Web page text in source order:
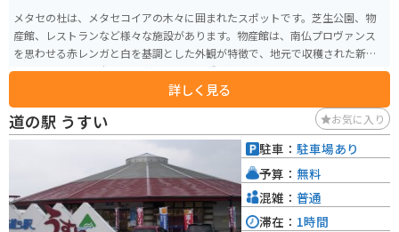
メタセの杜は、メタセコイアの木々に囲まれたスポットです。芝生公園、物
産館、レストランなど様々な施設があります。物産館は、南仏プロヴァンス
を思わせる赤レンガと白を基調とした外観が特徴で、地元で収穫された新鮮
な野菜や果物、お米、魚介類といった多種多様な加工品を販売しています。
また、お弁当やパンなどの美味しい食事も楽しむことができます。 戦闘機や
練習機等も展示してあります。大型駐車場が完備されており、バイクでのア
クセスも便利です。「メタセコイア」の林木に囲まれており、公園等もある
のでツーリング以外でも家族等で遊びにいくのにも適しています。
詳しく見る
道の駅 うすい お気に入り
駐車： 駐車場あり
予算： 無料
混雑： 普通
滞在： 1時間